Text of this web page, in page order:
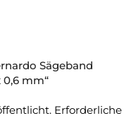
Sägeband
0,6 mm“
Erforderliche